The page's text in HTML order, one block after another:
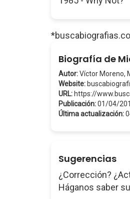
Biografía de
Autor:Víctor Moreno,
Website:
URL: https://
Publicación:01/04/
Última actualización:
Sugerencias
¿Corrección?
Háganos saber